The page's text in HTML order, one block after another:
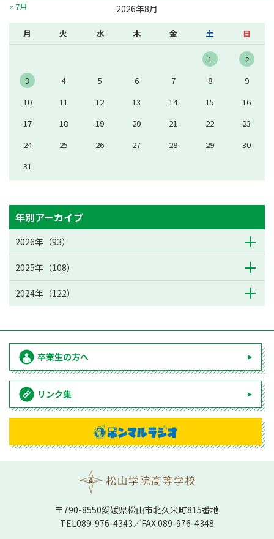
2026年8月
月 火 水 木 金 土 日
1
2
3
4 5 6 7 8
9
10
11 12 13 14 15
16
17
18 19 20 21 22
23
24
25 26 27 28 29
30
31
« 7月
年別アーカイブ
2026年（93）
2025年（108）
2024年（122）
卒業生の方へ
リンク集
〒790-8550愛媛県松⼭市北久⽶町815番地
TEL089-976-4343／FAX 089-976-4348